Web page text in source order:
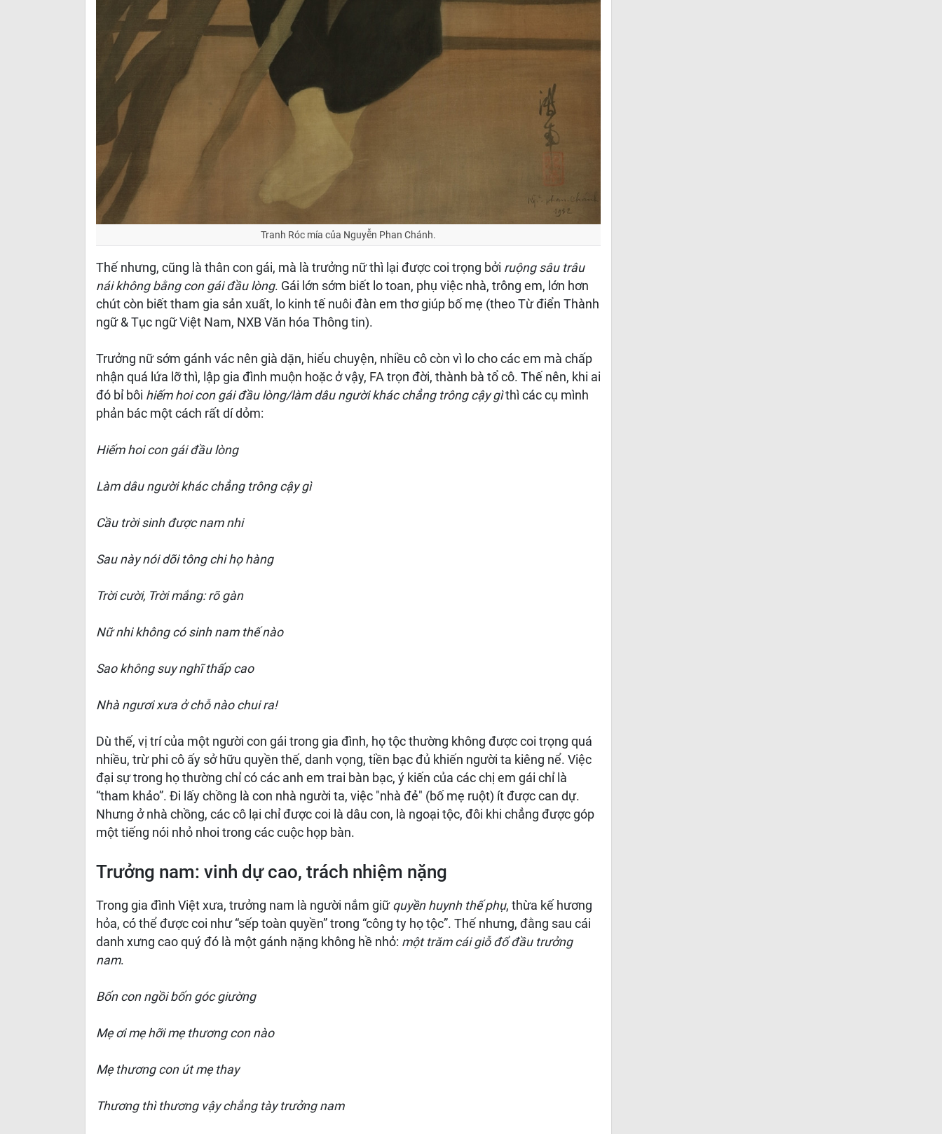
Tranh Róc mía của Nguyễn Phan Chánh.
Thế nhưng, cũng là thân con gái, mà là trưởng nữ thì lại được coi trọng bởi ruộng sâu trâu
nái không bằng con gái đầu lòng. Gái lớn sớm biết lo toan, phụ việc nhà, trông em, lớn hơn
chút còn biết tham gia sản xuất, lo kinh tế nuôi đàn em thơ giúp bố mẹ (theo Từ điển Thành
ngữ & Tục ngữ Việt Nam, NXB Văn hóa Thông tin).
Trưởng nữ sớm gánh vác nên già dặn, hiểu chuyện, nhiều cô còn vì lo cho các em mà chấp
nhận quá lứa lỡ thì, lập gia đình muộn hoặc ở vậy, FA trọn đời, thành bà tổ cô. Thế nên, khi ai
đó bỉ bôi hiếm hoi con gái đầu lòng/làm dâu người khác chẳng trông cậy gìthì các cụ mình
phản bác một cách rất dí dỏm:
Hiếm hoi con gái đầu lòng
Làm dâu người khác chẳng trông cậy gì
Cầu trời sinh được nam nhi
Sau này nói dõi tông chi họ hàng
Trời cười, Trời mắng: rõ gàn
Nữ nhi không có sinh nam thế nào
Sao không suy nghĩ thấp cao
Nhà ngươi xưa ở chỗ nào chui ra!
Dù thế, vị trí của một người con gái trong gia đình, họ tộc thường không được coi trọng quá
nhiều, trừ phi cô ấy sở hữu quyền thế, danh vọng, tiền bạc đủ khiến người ta kiêng nể. Việc
đại sự trong họ thường chỉ có các anh em trai bàn bạc, ý kiến của các chị em gái chỉ là
“tham khảo”. Đi lấy chồng là con nhà người ta, việc "nhà đẻ" (bố mẹ ruột) ít được can dự.
Nhưng ở nhà chồng, các cô lại chỉ được coi là dâu con, là ngoại tộc, đôi khi chẳng được góp
một tiếng nói nhỏ nhoi trong các cuộc họp bàn.
Trưởng nam: vinh dự cao, trách nhiệm nặng
Trong gia đình Việt xưa, trưởng nam là người nắm giữ quyền huynh thế phụ, thừa kế hương
hỏa, có thể được coi như “sếp toàn quyền” trong “công ty họ tộc”. Thế nhưng, đằng sau cái
danh xưng cao quý đó là một gánh nặng không hề nhỏ: một trăm cái giỗ đổ đầu trưởng
nam.
Bốn con ngồi bốn góc giường
Mẹ ơi mẹ hỡi mẹ thương con nào
Mẹ thương con út mẹ thay
Thương thì thương vậy chẳng tày trưởng nam